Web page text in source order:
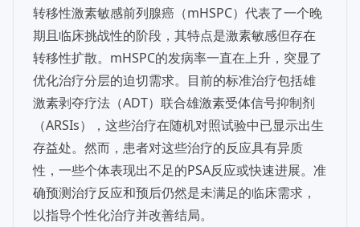
转移性激素敏感前列腺癌（mHSPC）代表了一个晚
期且临床挑战性的阶段，其特点是激素敏感但存在
转移性扩散。mHSPC的发病率一直在上升，突显了
优化治疗分层的迫切需求。目前的标准治疗包括雄
激素剥夺疗法（ADT）联合雄激素受体信号抑制剂
（ARSIs），这些治疗在随机对照试验中已显示出生
存益处。然而，患者对这些治疗的反应具有异质
性，一些个体表现出不足的PSA反应或快速进展。准
确预测治疗反应和预后仍然是未满足的临床需求，
以指导个性化治疗并改善结局。